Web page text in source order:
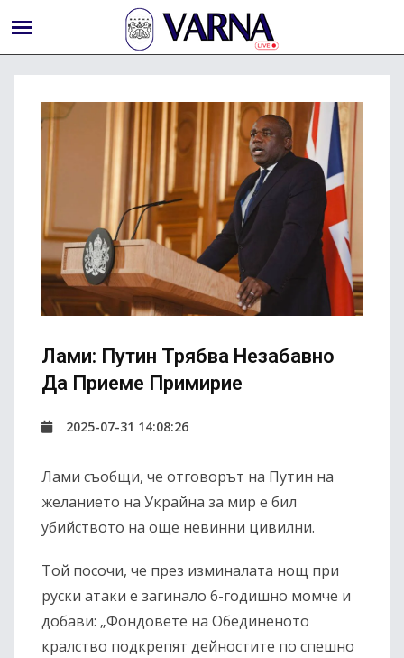
Лами: Путин Трябва Незабавно
Да Приеме Примирие
2025-07-31 14:08:26
Лами съобщи, че отговорът на Путин на
желанието на Украйна за мир е бил
убийството на още невинни цивилни.
Той посочи, че през изминалата нощ при
руски атаки е загинало 6-годишно момче и
добави: „Фондовете на Обединеното
кралство подкрепят дейностите по спешно